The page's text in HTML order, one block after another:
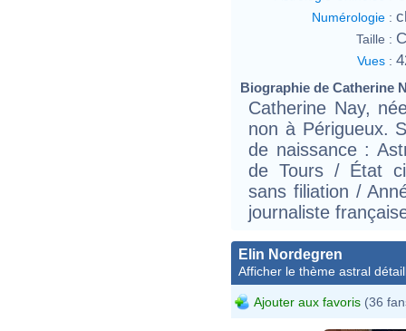
Numérologie :
Taille :
Vues :
Biographie de Catherine
Catherine Nay,
non à Périgueux.
de naissance :
de Tours / État
sans filiation /
journaliste
Elin Nordegren
Afficher le thème astral
Ajouter aux favoris (36